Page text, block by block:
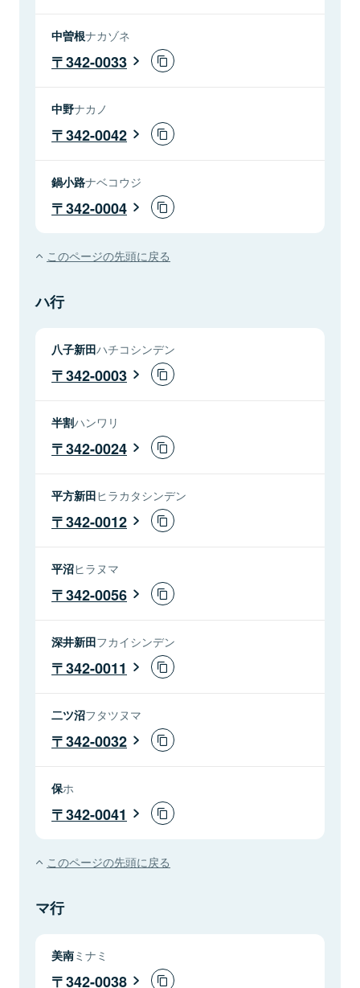
中曽根ナカゾネ
342-0033
中野ナカノ
342-0042
鍋小路ナベコウジ
342-0004
このページの先頭に戻る
ハ行
八子新田ハチコシンデン
342-0003
半割ハンワリ
342-0024
平方新田ヒラカタシンデン
342-0012
平沼ヒラヌマ
342-0056
深井新田フカイシンデン
342-0011
二ツ沼フタツヌマ
342-0032
保ホ
342-0041
このページの先頭に戻る
マ行
美南ミナミ
342-0038